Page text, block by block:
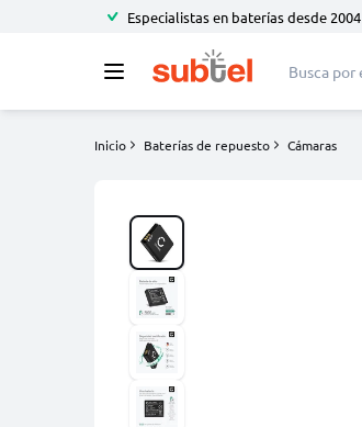
Especialistas en baterías desde 2004
Inicio Baterías de repuesto Cámaras